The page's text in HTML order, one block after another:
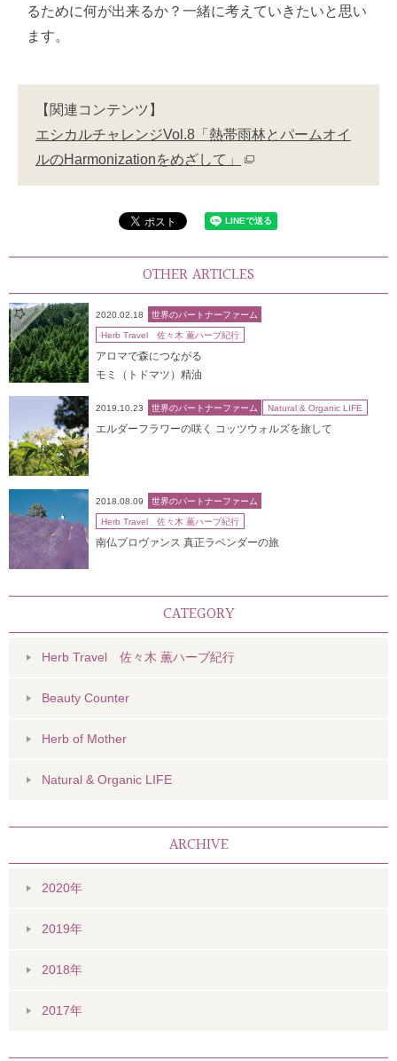
るために何が出来るか？一緒に考えていきたいと思い
ます。
【関連コンテンツ】
エシカルチャレンジVol.8「熱帯雨林とパームオイ
ルのHarmonizationをめざして」
OTHER ARTICLES
2020.02.18 世界のパートナーファーム
Herb Travel 佐々木 薫ハーブ紀行
アロマで森につながる
モミ（トドマツ）精油
2019.10.23 世界のパートナーファーム Natural & Organic LIFE
エルダーフラワーの咲く コッツウォルズを旅して
2018.08.09 世界のパートナーファーム
Herb Travel 佐々木 薫ハーブ紀行
南仏プロヴァンス 真正ラベンダーの旅
CATEGORY
Herb Travel 佐々木 薫ハーブ紀行
Beauty Counter
Herb of Mother
Natural & Organic LIFE
ARCHIVE
2020年
2019年
2018年
2017年